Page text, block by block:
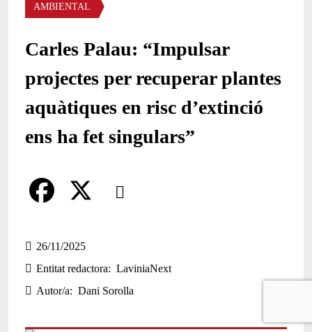
Àmbit de la notícia
AMBIENTAL
Carles Palau: “Impulsar
projectes per recuperar plantes
aquàtiques en risc d’extinció
ens ha fet singulars”
Comparteix
a
c
e
26/11/2025
Entitat redactora
LaviniaNext
Autor/a
Dani Sorolla